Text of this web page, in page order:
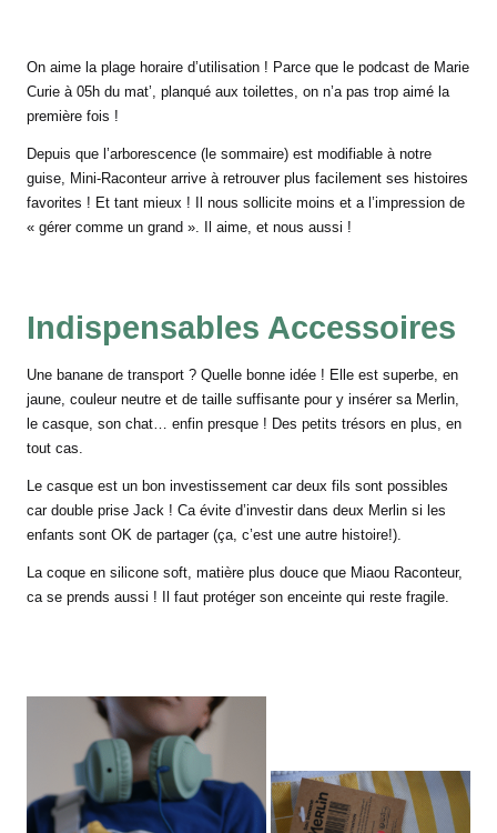
On aime la plage horaire d’utilisation ! Parce que le podcast de Marie
Curie à 05h du mat’, planqué aux toilettes, on n’a pas trop aimé la
première fois !
Depuis que l’arborescence (le sommaire) est modifiable à notre
guise, Mini-Raconteur arrive à retrouver plus facilement ses histoires
favorites ! Et tant mieux ! Il nous sollicite moins et a l’impression de
« gérer comme un grand ». Il aime, et nous aussi !
Indispensables Accessoires
Une banane de transport ? Quelle bonne idée ! Elle est superbe, en
jaune, couleur neutre et de taille suffisante pour y insérer sa Merlin,
le casque, son chat… enfin presque ! Des petits trésors en plus, en
tout cas.
Le casque est un bon investissement car deux fils sont possibles
car double prise Jack ! Ca évite d’investir dans deux Merlin si les
enfants sont OK de partager (ça, c’est une autre histoire!).
La coque en silicone soft, matière plus douce que Miaou Raconteur,
ca se prends aussi ! Il faut protéger son enceinte qui reste fragile.